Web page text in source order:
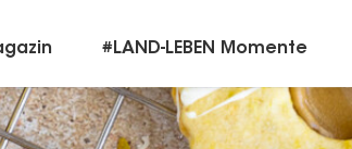
#LAND-LEBEN Momente